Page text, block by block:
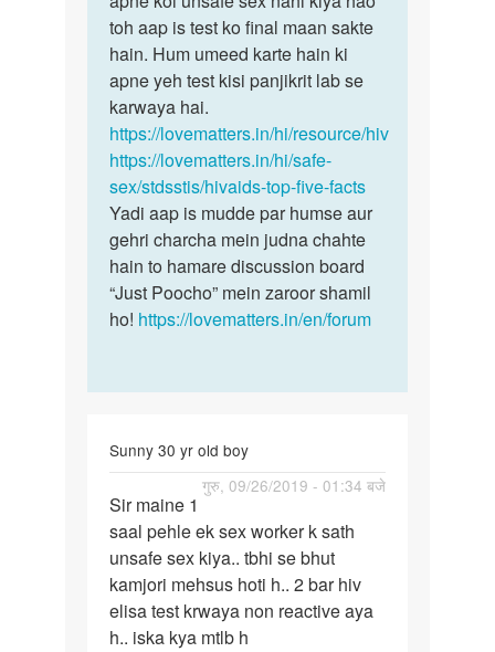
sex…
by
Sunil
toh aap is test ko final maan sakte
hain. Hum umeed karte hain ki
apne yeh test kisi panjikrit lab se
karwaya hai.
https://lovematters.in/hi/resource/hiv
https://lovematters.in/hi/safe-
sex/stdsstis/hivaids-top-five-facts
Yadi aap is mudde par humse aur
gehri charcha mein judna chahte
hain to hamare discussion board
“Just Poocho” mein zaroor shamil
ho! https://lovematters.in/en/forum
Sunny 30 yr old boy
गुरु, 09/26/2019 - 01:34 बजे
Sir
maine
1
saal
pehle
ek…
Sir maine 1
saal pehle ek sex worker k sath
unsafe sex kiya.. tbhi se bhut
kamjori mehsus hoti h.. 2 bar hiv
elisa test krwaya non reactive aya
h.. iska kya mtlb h